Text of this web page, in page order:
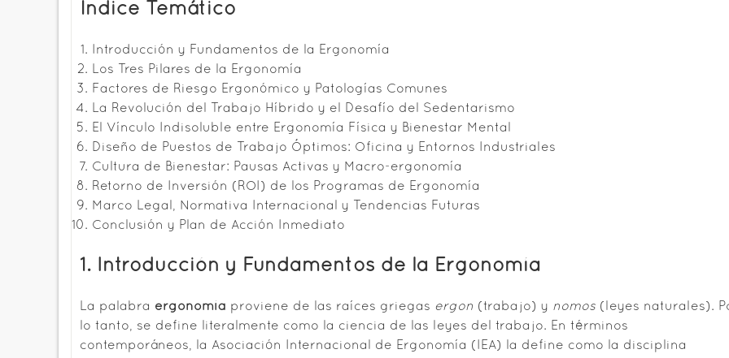
Índice Temático
Introducción y Fundamentos de la Ergonomía
Los Tres Pilares de la Ergonomía
Factores de Riesgo Ergonómico y Patologías Comunes
La Revolución del Trabajo Híbrido y el Desafío del Sedentarismo
El Vínculo Indisoluble entre Ergonomía Física y Bienestar Mental
Diseño de Puestos de Trabajo Óptimos: Oficina y Entornos Industriales
Cultura de Bienestar: Pausas Activas y Macro-ergonomía
Retorno de Inversión (ROI) de los Programas de Ergonomía
Marco Legal, Normativa Internacional y Tendencias Futuras
Conclusión y Plan de Acción Inmediato
1. Introducción y Fundamentos de la Ergonomía
La palabra ergonomía proviene de las raíces griegas ergon (trabajo) y nomos (leyes naturales).
lo tanto, se define literalmente como la ciencia de las leyes del trabajo. En términos
contemporáneos, la Asociación Internacional de Ergonomía (IEA)
la define como la disciplina